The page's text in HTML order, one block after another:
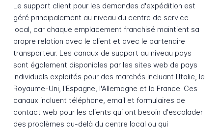
Le support client pour les demandes d'expédition est
géré principalement au niveau du centre de service
local, car chaque emplacement franchisé maintient sa
propre relation avec le client et avec le partenaire
transporteur. Les canaux de support au niveau pays
sont également disponibles par les sites web de pays
individuels exploités pour des marchés incluant l'Italie, le
Royaume-Uni, l'Espagne, l'Allemagne et la France. Ces
canaux incluent téléphone, email et formulaires de
contact web pour les clients qui ont besoin d'escalader
des problèmes au-delà du centre local ou qui